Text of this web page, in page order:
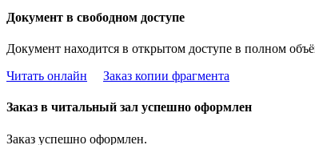
Документ в свободном доступе
Документ находится в открытом доступе в полном
Читать онлайн
Заказ копии фрагмента
Заказ в читальный зал успешно оформлен
Заказ успешно оформлен.